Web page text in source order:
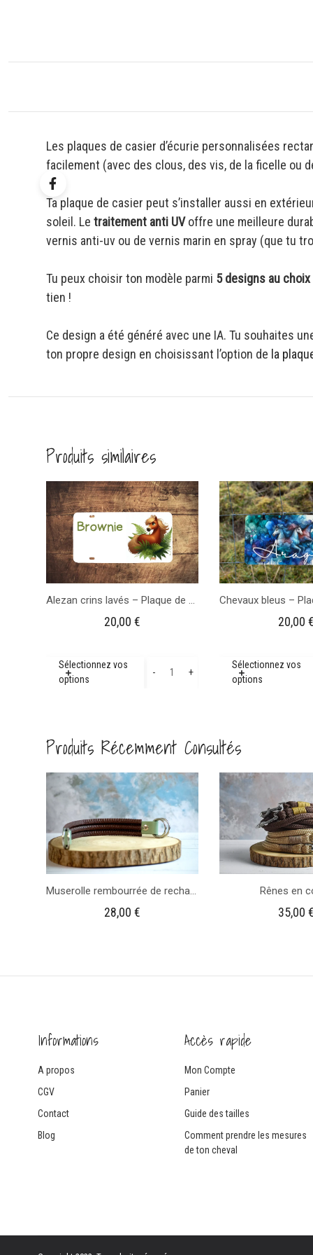
Les plaques de casier d’écurie personnalisées
facilement (avec des clous, des vis, de la ficelle ou
Ta plaque de casier peut s’installer aussi en
soleil. Le traitement anti UVoffre une meilleure
vernis anti-uv ou de vernis marin en spray (que tu
Tu peux choisir ton modèle parmi 5 designs au choix
tien !
Ce design a été généré avec une IA. Tu souhaites
ton propre design en choisissant l’option de la
Produits similaires
20,00€
Sélectionnez vos
options
-
quantité
lavés
Plaque
de
Casier
d'équitation
+
20,00 €
Sélectionnez vos
options
Produits Récemment Consultés
Muserolle rembourrée de rechange pour sidepull
28,00€
Rênes en
35,00 €
Informations
A propos
CGV
Contact
Blog
Accès rapide
Mon Compte
Panier
Guide des tailles
Comment prendre les mesures
de ton cheval